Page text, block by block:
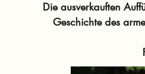
Die ausverkauften
Geschichte des